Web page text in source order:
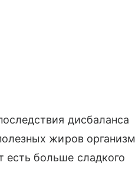
дисбаланса
жиров организм
есть больше сладкого